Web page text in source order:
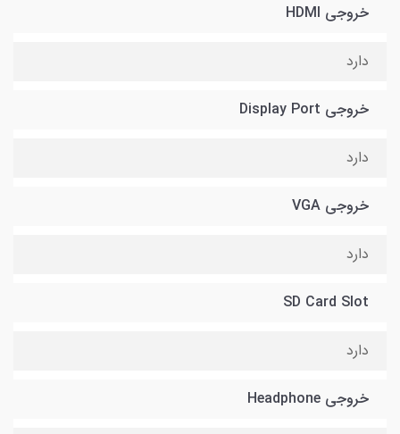
خروجی HDMI
دارد
خروجی Display Port
دارد
خروجی VGA
دارد
SD Card Slot
دارد
خروجی Headphone